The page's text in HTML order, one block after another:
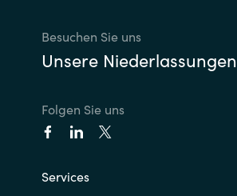
Besuchen Sie uns
Unsere Niederlassungen
Folgen Sie uns
Services